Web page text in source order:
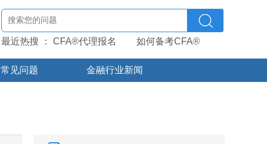
最近热搜 ： CFA®代理报名 如何备考CFA®
常见问题 金融行业新闻